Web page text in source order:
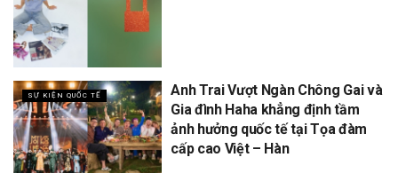
SỰ KIỆN QUỐC TẾ
Anh Trai Vượt Ngàn Chông Gai và
Gia đình Haha khẳng định tầm
ảnh hưởng quốc tế tại Tọa đàm
cấp cao Việt – Hàn